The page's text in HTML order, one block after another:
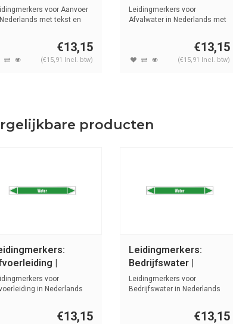
voor Aanvoer
met tekst en
€13,15
(€15,91 Incl. btw)
Nederlands | Water
Leidingmerkers voor
Afvalwater in Nederlands met
€13,15
(€15,91 Incl. btw)
producten
|
| Water
voor
in Nederlands
€13,15
Leidingmerkers:
Bedrijfswater |
Nederlands | Water
Leidingmerkers voor
Bedrijfswater in Nederlands
€13,15